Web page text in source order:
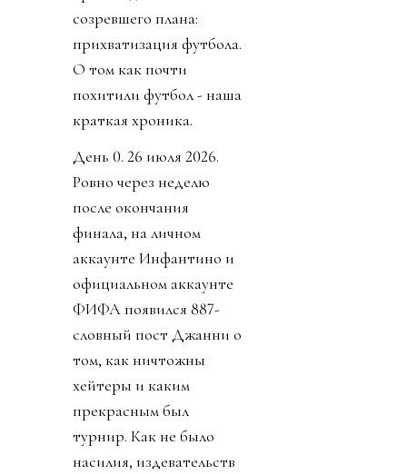
созревшего плана:
прихватизация футбола.
О том как почти
похитили футбол - наша
краткая хроника.
День 0. 26 июля 2026.
Ровно через неделю
после окончания
финала, на личном
аккаунте Инфантино и
официальном аккаунте
ФИФА появился 887-
словный пост Джанни о
том, как ничтожны
хейтеры и каким
прекрасным был
турнир. Как не было
насилия, издевательств